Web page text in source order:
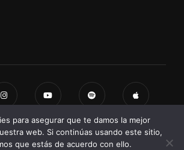
para asegurar que te damos la mejor
web. Si continúas usando este sitio,
que estás de acuerdo con ello.